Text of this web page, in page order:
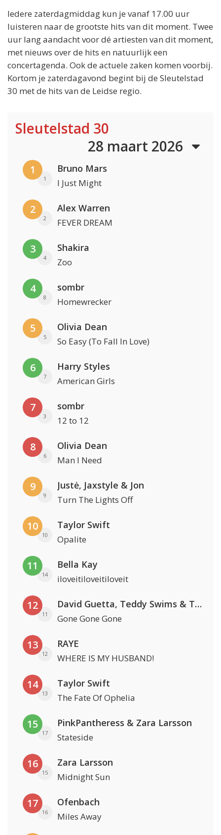
Iedere zaterdagmiddag kun je vanaf 17.00 uur
luisteren naar de grootste hits van dit moment. Twee
uur lang aandacht voor dé artiesten van dit moment,
met nieuws over de hits en natuurlijk een
concertagenda. Ook de actuele zaken komen voorbij.
Kortom je zaterdagavond begint bij de Sleutelstad
30 met de hits van de Leidse regio.
Sleutelstad 30
28 maart 2026
1
1
Bruno Mars
I Just Might
2
2
Alex Warren
FEVER DREAM
3
4
Shakira
Zoo
4
8
sombr
Homewrecker
5
5
Olivia Dean
So Easy (To Fall In Love)
6
7
Harry Styles
American Girls
7
3
sombr
12 to 12
8
6
Olivia Dean
Man I Need
9
9
Justė, Jaxstyle & Jon
Turn The Lights Off
10
10
Taylor Swift
Opalite
11
14
Bella Kay
iloveitiloveitiloveit
12
11
David Guetta, Teddy Swims & Tones And I
Gone Gone Gone
13
12
RAYE
WHERE IS MY HUSBAND!
14
13
Taylor Swift
The Fate Of Ophelia
15
17
PinkPantheress & Zara Larsson
Stateside
16
15
Zara Larsson
Midnight Sun
17
16
Ofenbach
Miles Away